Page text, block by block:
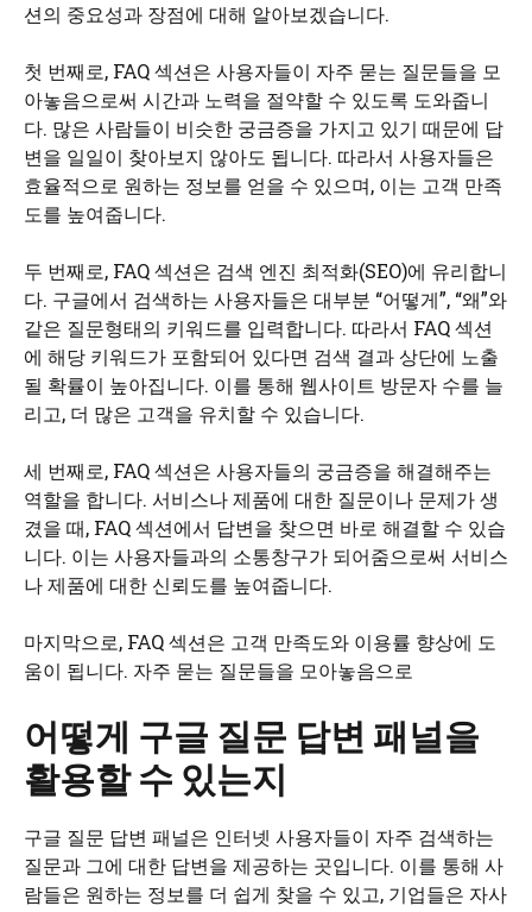
션의 중요성과 장점에 대해 알아보겠습니다.
첫 번째로, FAQ 섹션은 사용자들이 자주 묻는 질문들을 모
아놓음으로써 시간과 노력을 절약할 수 있도록 도와줍니
다. 많은 사람들이 비슷한 궁금증을 가지고 있기 때문에 답
변을 일일이 찾아보지 않아도 됩니다. 따라서 사용자들은
효율적으로 원하는 정보를 얻을 수 있으며, 이는 고객 만족
도를 높여줍니다.
두 번째로, FAQ 섹션은 검색 엔진 최적화(SEO)에 유리합니
다. 구글에서 검색하는 사용자들은 대부분 “어떻게”, “왜”와
같은 질문형태의 키워드를 입력합니다. 따라서 FAQ 섹션
에 해당 키워드가 포함되어 있다면 검색 결과 상단에 노출
될 확률이 높아집니다. 이를 통해 웹사이트 방문자 수를 늘
리고, 더 많은 고객을 유치할 수 있습니다.
세 번째로, FAQ 섹션은 사용자들의 궁금증을 해결해주는
역할을 합니다. 서비스나 제품에 대한 질문이나 문제가 생
겼을 때, FAQ 섹션에서 답변을 찾으면 바로 해결할 수 있습
니다. 이는 사용자들과의 소통창구가 되어줌으로써 서비스
나 제품에 대한 신뢰도를 높여줍니다.
마지막으로, FAQ 섹션은 고객 만족도와 이용률 향상에 도
움이 됩니다. 자주 묻는 질문들을 모아놓음으로
어떻게 구글 질문 답변 패널을
활용할 수 있는지
구글 질문 답변 패널은 인터넷 사용자들이 자주 검색하는
질문과 그에 대한 답변을 제공하는 곳입니다. 이를 통해 사
람들은 원하는 정보를 더 쉽게 찾을 수 있고, 기업들은 자사